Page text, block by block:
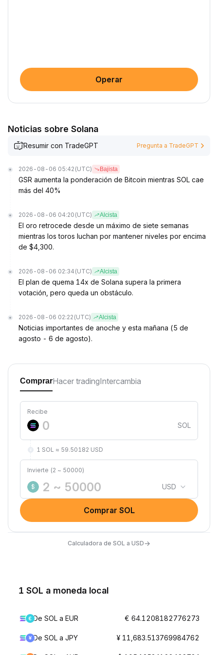
Operar
Noticias sobre Solana
Resumir con TradeGPT Pregunta a TradeGPT
2026-08-06 05:42 (UTC) Bajista
GSR aumenta la ponderación de Bitcoin mientras SOL cae
más del 40%
2026-08-06 04:20 (UTC) Alcista
El oro retrocede desde un máximo de siete semanas
mientras los toros luchan por mantener niveles por encima
de $4,300.
2026-08-06 02:34 (UTC) Alcista
El plan de quema 14x de Solana supera la primera
votación, pero queda un obstáculo.
2026-08-06 02:22 (UTC) Alcista
Noticias importantes de anoche y esta mañana (5 de
agosto - 6 de agosto).
ComprarHacer tradingIntercambia
Recibe
SOL
1 SOL ≈ 59.50182 USD
Invierte (2 ~ 50000)
$ USD
Comprar SOL
Calculadora de SOL a USD→
1 SOL a moneda local
De SOL a EUR € 64.1208182776273
De SOL a JPY ¥ 11,683.513769984762